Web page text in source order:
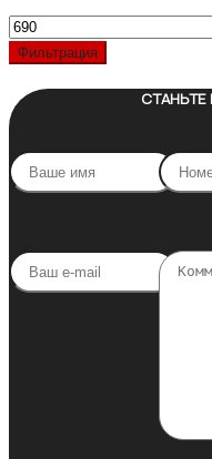
Минимальная
цена
Фильтрация